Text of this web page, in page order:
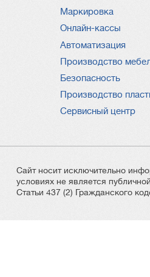
Услуги
Маркировка
Онлайн-кассы
Автоматизация
Производство
Безопасность
Производство
Сервисный центр
Сайт носит исключительно
условиях не является
Статьи 437 (2) Гражданского